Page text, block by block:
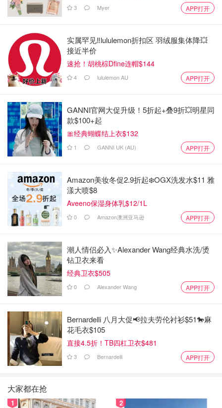
3 Myer APP打开
实属罕见‼️lululemon折扣区 羽绒服集体降💥
接近半价
速抢！胡桃棕Dfine连帽$144
4 lululemon AU APP打开
GANNI官网大促升级！5折起+叠9折💥明星同
款$100+起
🎀经典蝴蝶结上衣$132
1 GANNI UK (AU) APP打开
Amazon美妆冬促2.9折起❄️OGX洗发水$11 雅
漾大喷$8
Aveeno保湿身体乳$12/1L
0 Amazon澳洲亚马逊 APP打开
潮人情侣必入✨Alexander Wang经典水洗/烫
钻卫衣来看
经典卫衣$505
0 Alexander Wang APP打开
Bernardelli 八月大促📢拉夫劳伦衬衫$51🐎麻
花毛衣$105
直接4.5折！TB四杠卫衣$481
3 Bernardelli APP打开
大家都在抢
1 2